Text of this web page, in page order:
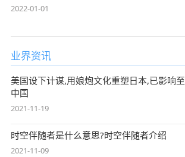
2022-01-01
业界资讯
美国设下计谋,用娘炮文化重塑日本,已影响至
中国
2021-11-19
时空伴随者是什么意思?时空伴随者介绍
2021-11-09